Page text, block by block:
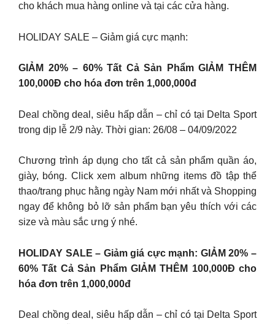
cho khách mua hàng online và tại các cửa hàng.
HOLIDAY SALE – Giảm giá cực mạnh:
GIẢM 20% – 60% Tất Cả Sản Phẩm GIẢM THÊM
100,000Đ cho hóa đơn trên 1,000,000đ
Deal chồng deal, siêu hấp dẫn – chỉ có tại Delta Sport
trong dịp lễ 2/9 này. Thời gian: 26/08 – 04/09/2022
Chương trình áp dụng cho tất cả sản phẩm quần áo,
giày, bóng. Click xem album những items đồ tập thể
thao/trang phục hằng ngày Nam mới nhất và Shopping
ngay để không bỏ lỡ sản phẩm bạn yêu thích với các
size và màu sắc ưng ý nhé.
HOLIDAY SALE – Giảm giá cực mạnh: GIẢM 20% –
60% Tất Cả Sản Phẩm GIẢM THÊM 100,000Đ cho
hóa đơn trên 1,000,000đ
Deal chồng deal, siêu hấp dẫn – chỉ có tại Delta Sport